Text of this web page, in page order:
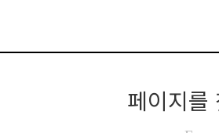
페이지를